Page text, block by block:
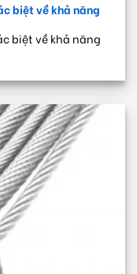
biệt về khả năng
biệt về khả năng